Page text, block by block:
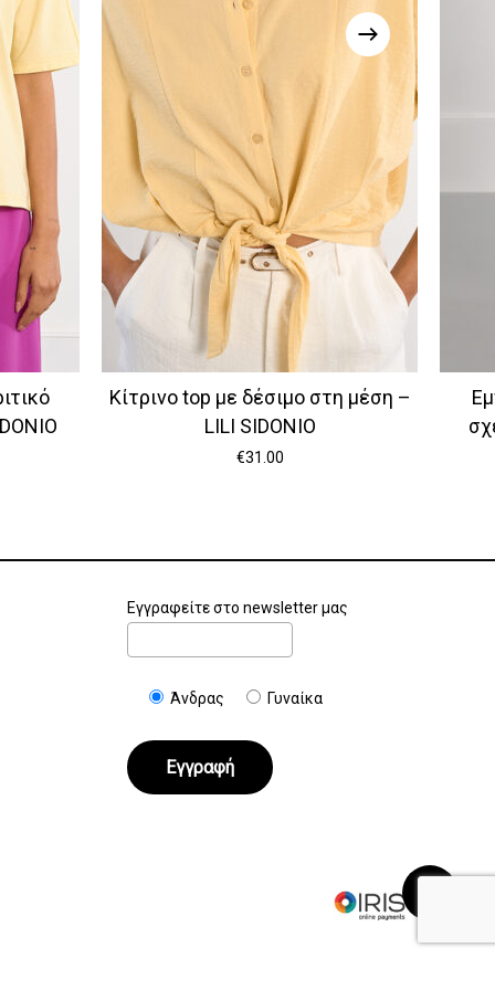
Κίτρινο top με δέσιμο στη μέση –
LILI SIDONIO
€31.00
Εγγραφείτε στο newsletter μας
Άνδρας Γυναίκα